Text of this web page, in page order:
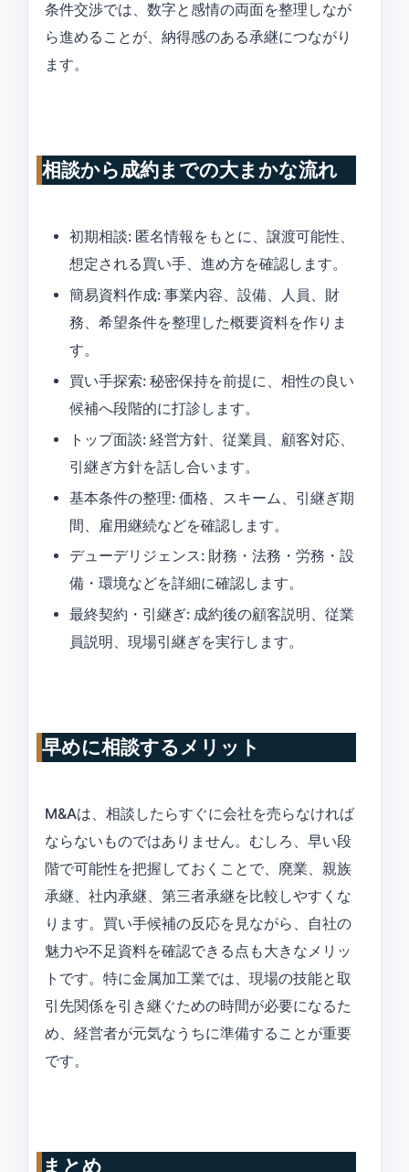
条件交渉では、数字と感情の両面を整理しなが
ら進めることが、納得感のある承継につながり
ます。
相談から成約までの大まかな流れ
初期相談: 匿名情報をもとに、譲渡可能性、
想定される買い手、進め方を確認します。
簡易資料作成: 事業内容、設備、人員、財
務、希望条件を整理した概要資料を作りま
す。
買い手探索: 秘密保持を前提に、相性の良い
候補へ段階的に打診します。
トップ面談: 経営方針、従業員、顧客対応、
引継ぎ方針を話し合います。
基本条件の整理: 価格、スキーム、引継ぎ期
間、雇用継続などを確認します。
デューデリジェンス: 財務・法務・労務・設
備・環境などを詳細に確認します。
最終契約・引継ぎ: 成約後の顧客説明、従業
員説明、現場引継ぎを実行します。
早めに相談するメリット
M&Aは、相談したらすぐに会社を売らなければ
ならないものではありません。むしろ、早い段
階で可能性を把握しておくことで、廃業、親族
承継、社内承継、第三者承継を比較しやすくな
ります。買い手候補の反応を見ながら、自社の
魅力や不足資料を確認できる点も大きなメリッ
トです。特に金属加工業では、現場の技能と取
引先関係を引き継ぐための時間が必要になるた
め、経営者が元気なうちに準備することが重要
です。
まとめ